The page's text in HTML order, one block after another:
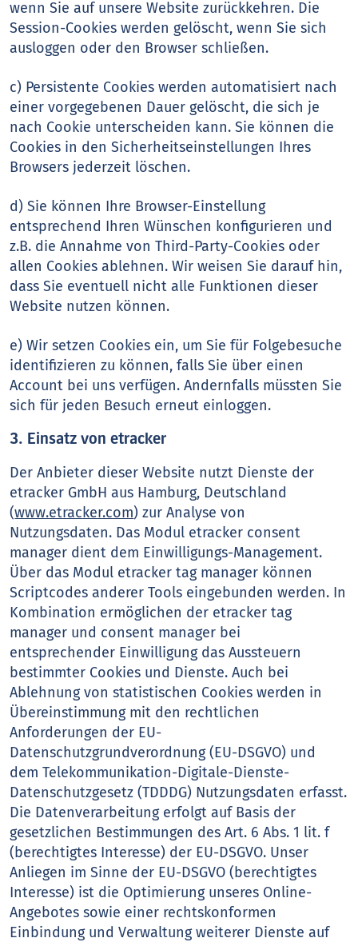
wenn Sie auf unsere Website zurückkehren. Die
Session-Cookies werden gelöscht, wenn Sie sich
ausloggen oder den Browser schließen.
c) Persistente Cookies werden automatisiert nach
einer vorgegebenen Dauer gelöscht, die sich je
nach Cookie unterscheiden kann. Sie können die
Cookies in den Sicherheitseinstellungen Ihres
Browsers jederzeit löschen.
d) Sie können Ihre Browser-Einstellung
entsprechend Ihren Wünschen konfigurieren und
z.B. die Annahme von Third-Party-Cookies oder
allen Cookies ablehnen. Wir weisen Sie darauf hin,
dass Sie eventuell nicht alle Funktionen dieser
Website nutzen können.
e) Wir setzen Cookies ein, um Sie für Folgebesuche
identifizieren zu können, falls Sie über einen
Account bei uns verfügen. Andernfalls müssten Sie
sich für jeden Besuch erneut einloggen.
3. Einsatz von etracker
Der Anbieter dieser Website nutzt Dienste der
etracker GmbH aus Hamburg, Deutschland
(www.etracker.com) zur Analyse von
Nutzungsdaten. Das Modul etracker consent
manager dient dem Einwilligungs-Management.
Über das Modul etracker tag manager können
Scriptcodes anderer Tools eingebunden werden. In
Kombination ermöglichen der etracker tag
manager und consent manager bei
entsprechender Einwilligung das Aussteuern
bestimmter Cookies und Dienste. Auch bei
Ablehnung von statistischen Cookies werden in
Übereinstimmung mit den rechtlichen
Anforderungen der EU-
Datenschutzgrundverordnung (EU-DSGVO) und
dem Telekommunikation-Digitale-Dienste-
Datenschutzgesetz (TDDDG) Nutzungsdaten erfasst.
Die Datenverarbeitung erfolgt auf Basis der
gesetzlichen Bestimmungen des Art. 6 Abs. 1 lit. f
(berechtigtes Interesse) der EU-DSGVO. Unser
Anliegen im Sinne der EU-DSGVO (berechtigtes
Interesse) ist die Optimierung unseres Online-
Angebotes sowie einer rechtskonformen
Einbindung und Verwaltung weiterer Dienste auf